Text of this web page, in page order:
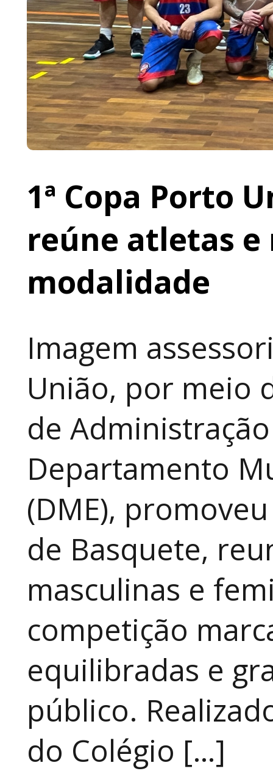
1ª Copa Porto
reúne atletas
modalidade
Imagem
União, por meio
de
Departamento
(DME),
de Basquete,
masculinas e
competição
equilibradas e
público.
do Colégio […]